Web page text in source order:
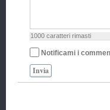
1000 caratteri rimasti
Notificami i
Invia